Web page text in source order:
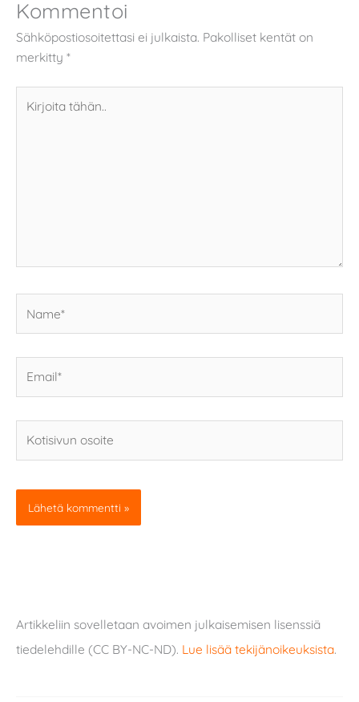
Kommentoi
Sähköpostiosoitettasi ei julkaista. Pakolliset kentät on
merkitty *
tähän..
osoite
Artikkeliin sovelletaan avoimen julkaisemisen lisenssiä
tiedelehdille (CC BY-NC-ND). Lue lisää tekijänoikeuksista.